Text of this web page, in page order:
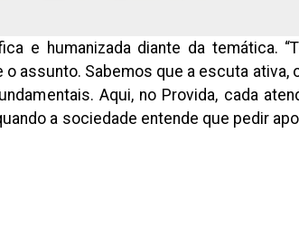
e humanizada diante da temática.
assunto. Sabemos que a escuta ativa,
Aqui, no Provida, cada
a sociedade entende que pedir